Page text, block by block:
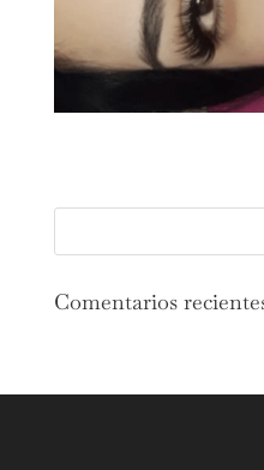
Comentarios